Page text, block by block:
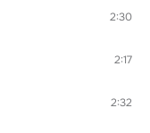
2:30
2:17
2:32